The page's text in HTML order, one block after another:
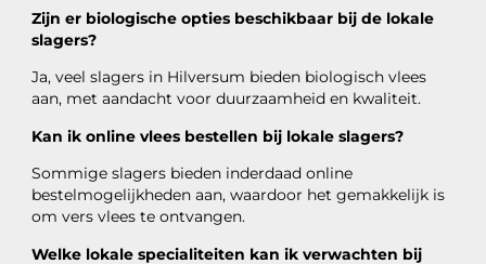
Zijn er biologische opties beschikbaar bij de lokale
slagers?
Ja, veel slagers in Hilversum bieden biologisch vlees
aan, met aandacht voor duurzaamheid en kwaliteit.
Kan ik online vlees bestellen bij lokale slagers?
Sommige slagers bieden inderdaad online
bestelmogelijkheden aan, waardoor het gemakkelijk is
om vers vlees te ontvangen.
Welke lokale specialiteiten kan ik verwachten bij